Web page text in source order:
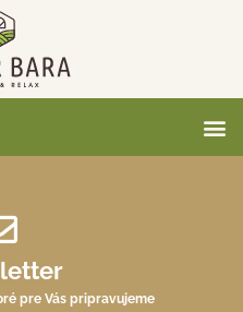
pre Vás pripravujeme